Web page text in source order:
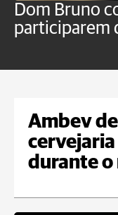
Dom Bruno
participarem
Ambev
durante o